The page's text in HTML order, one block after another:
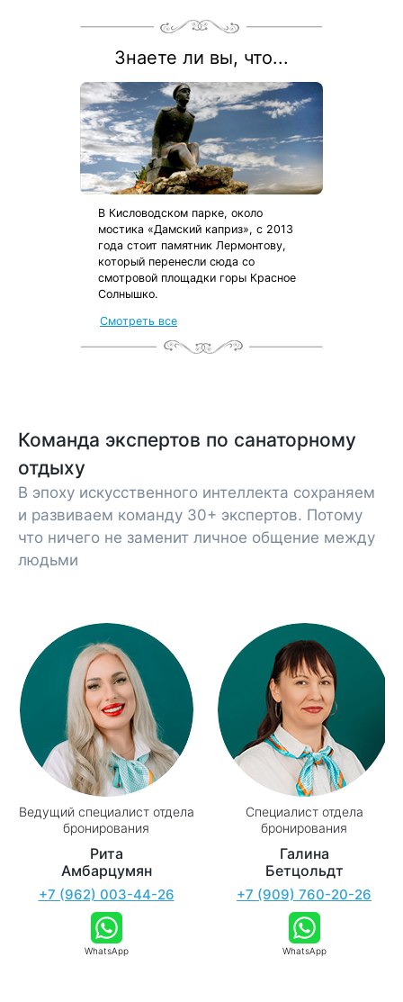
Ответим на вопросы и рассчитываем цену процедур по
Знаете ли вы, что...
В Кисловодском парке, около
мостика «Дамский каприз», с 2013
года стоит памятник Лермонтову,
который перенесли сюда со
смотровой площадки горы Красное
Солнышко.
Смотреть все
Команда экспертов по санаторному
отдыху
В эпоху искусственного интеллекта сохраняем
и развиваем команду 30+ экспертов. Потому
что ничего не заменит личное общение между
людьми
Рита
Амбарцумян
Ведущий специалист отдела
бронирования
+7 (962) 003-44-26
WhatsApp
Галина
Бетцольдт
Специалист отдела
бронирования
+7 (909) 760-20-26
WhatsApp